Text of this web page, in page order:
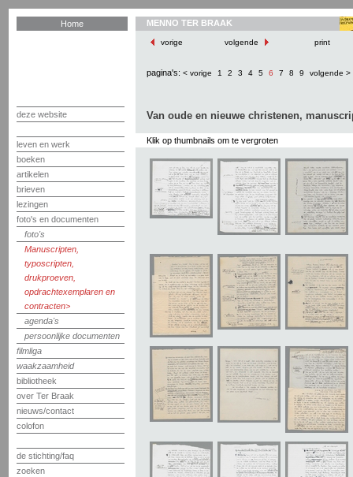
Home
deze website
leven en werk
boeken
artikelen
brieven
lezingen
foto's en documenten
foto's
Manuscripten,
typoscripten,
drukproeven,
opdrachtexemplaren en
contracten
agenda's
persoonlijke documenten
filmliga
waakzaamheid
bibliotheek
over Ter Braak
nieuws/contact
colofon
de stichting/faq
zoeken
MENNO TER BRAAK
vorige volgende print
pagina's: < vorige 1 2 3 4 5 6 7 8 9 volgende >
Van oude en nieuwe christenen,
Klik op thumbnails om te vergroten